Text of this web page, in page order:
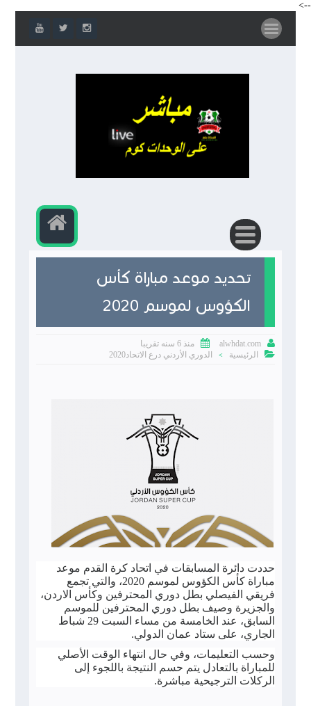
-->
تحديد موعد مباراة كأس
الكؤوس لموسم 2020

alwhdat.com

منذ 6 سنه تقريبا

الرئيسية > الدوري الأردني درع الاتحاد2020
حددت دائرة المسابقات في اتحاد كرة القدم موعد
مباراة كأس الكؤوس لموسم 2020، والتي تجمع
فريقي الفيصلي بطل دوري المحترفين وكأس الاردن،
والجزيرة وصيف بطل دوري المحترفين للموسم
السابق، عند الخامسة من مساء السبت 29 شباط
الجاري، على ستاد عمان الدولي.
وحسب التعليمات، وفي حال انتهاء الوقت الأصلي
للمباراة بالتعادل يتم حسم النتيجة باللجوء إلى
الركلات الترجيحية مباشرة.